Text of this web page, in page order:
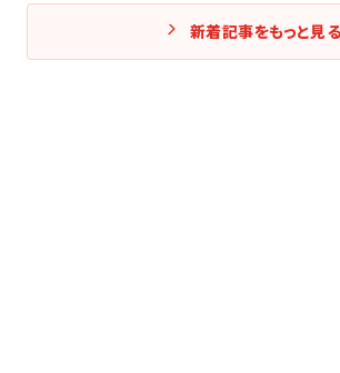
新着記事をもっと見る